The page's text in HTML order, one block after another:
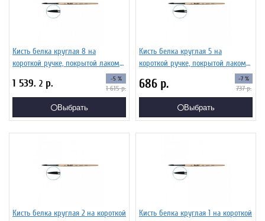
Кисть белка круглая 8 на
короткой ручке, покрытой лаком
1 539. 2 р. -5 %
1 615р.
Выбрать
Кисть белка круглая 5 на
короткой ручке, покрытой лаком
686 р. -7 %
737р.
Выбрать
Кисть белка круглая 2 на короткой
Кисть белка круглая 1 на короткой